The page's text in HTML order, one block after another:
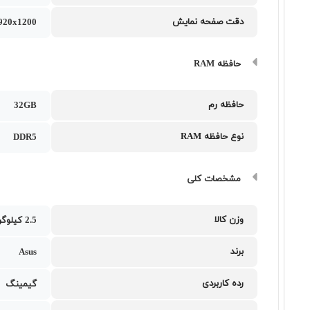
دقت صفحه نمایش
حافظه RAM
حافظه رم 32GB
نوع حافظه RAM DDR5
مشخصات کلی
وزن کالا 2.5 کیلوگرم
برند Asus
رده کاربردی گیمینگ